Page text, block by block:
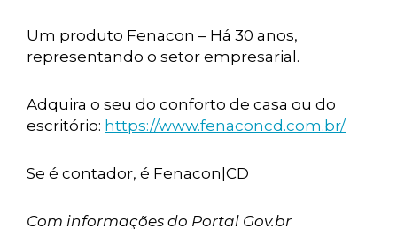
Um produto Fenacon – Há 30 anos,
representando o setor empresarial.
Adquira o seu do conforto de casa ou do
escritório: https://www.fenaconcd.com.br/
Se é contador, é Fenacon|CD
Com informações do Portal Gov.br